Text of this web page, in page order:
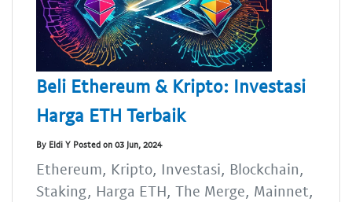
Beli Ethereum & Kripto: Investasi
Harga ETH Terbaik
By Eldi Y Posted on 03 Jun, 2024
Ethereum, Kripto, Investasi, Blockchain,
Staking, Harga ETH, The Merge, Mainnet,